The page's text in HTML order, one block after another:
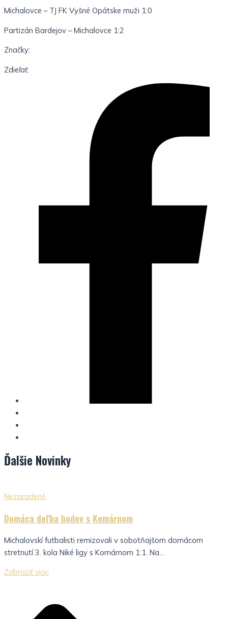
Michalovce – TJ FK Vyšné Opátske muži 1:0
Partizán Bardejov – Michalovce 1:2
Značky:
Zdieľať:
Ďalšie Novinky
Nezaradené
Domáca deľba bodov s Komárnom
Michalovskí futbalisti remizovali v sobotňajšom domácom
stretnutí 3. kola Niké ligy s Komárnom 1:1. Na...
Zobraziť viac